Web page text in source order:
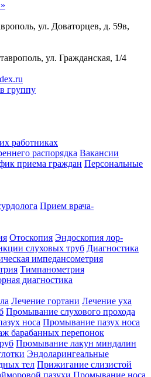
ул. Доваторцев, д. 59в,
ул. Гражданская, 1/4
группу
работниках
распорядка Вакансии
приема граждан Персональные
Прием врача-
Отоскопия Эндоскопия лор-
слуховых труб Диагностика
импедансометрия
Тимпанометрия
диагностика
Лечение гортани Лечение уха
Промывание слухового прохода
носа Промывание пазух носа
барабанных перепонок
Промывание лакун миндалин
Эндоларингеальные
тел Прижигание слизистой
пазухи Промывание носа